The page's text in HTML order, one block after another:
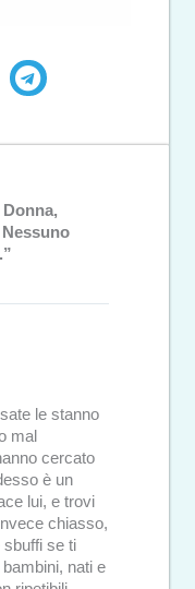
le stanno
mal
cercato
è un
lui, e trovi
chiasso,
se ti
nati e